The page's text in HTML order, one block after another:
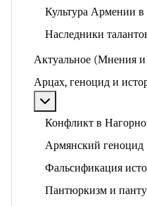
Культура Армении в
Наследники
Актуальное (Мнения и
Арцах, геноцид и
Конфликт в
Армянский геноцид
Фальсификация
Пантюркизм и